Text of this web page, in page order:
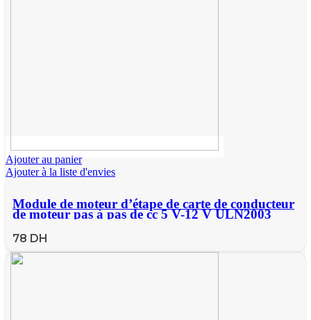
Ajouter au panier
Ajouter à la liste d'envies
Module de moteur d’étape de carte de conducteur
de moteur pas à pas de cc 5 V-12 V ULN2003
pour Arduino
78 DH